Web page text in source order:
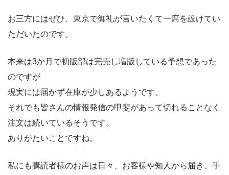
お三方にはぜひ、東京で御礼が言いたくて一席を設けてい
ただいたのです。
本来は3か月で初版部は完売し増版している予想であった
のですが
現実には届かず在庫が少しあるようです。
それでも皆さんの情報発信の甲斐があって切れることなく
注文は続いているそうです。
ありがたいことですね。
私にも購読者様のお声は日々、お客様や知人から届き、手